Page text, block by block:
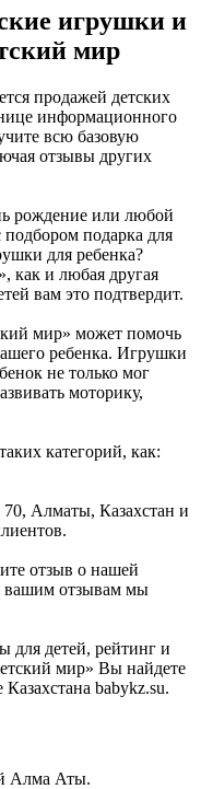
игрушки и
мир
продажей детских
информационного
всю базовую
отзывы других
рождение или любой
подарка для
для ребенка?
как и любая другая
вам это подтвердит.
мир» может помочь
ребенка. Игрушки
не только мог
моторику,
категорий, как:
Алматы, Казахстан и
отзыв о нашей
вашим отзывам мы
детей, рейтинг и
мир» Вы найдете
babykz.su.
Алма Аты.